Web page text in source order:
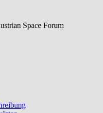
Space Forum